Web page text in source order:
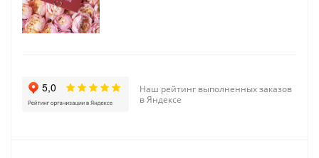
Наш рейтинг выполненных заказов
в Яндексе